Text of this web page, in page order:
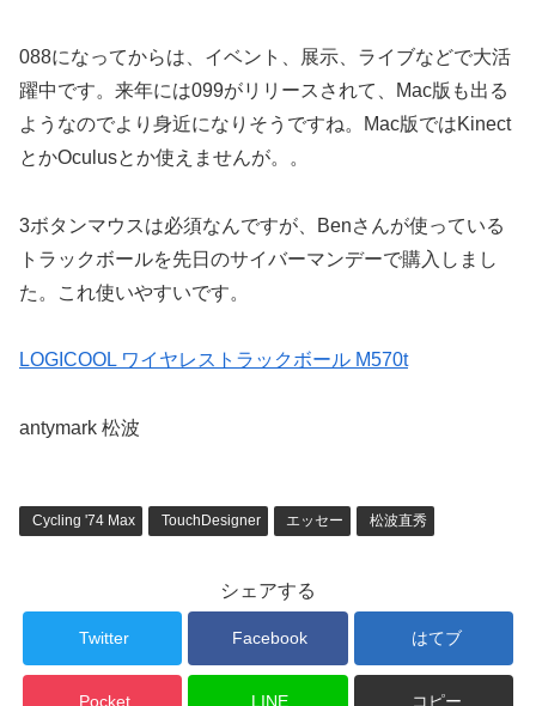
088になってからは、イベント、展示、ライブなどで大活
躍中です。来年には099がリリースされて、Mac版も出る
ようなのでより身近になりそうですね。Mac版ではKinect
とかOculusとか使えませんが。。
3ボタンマウスは必須なんですが、Benさんが使っている
トラックボールを先日のサイバーマンデーで購入しまし
た。これ使いやすいです。
LOGICOOL ワイヤレストラックボール M570t
antymark 松波
Cycling '74 Max TouchDesigner エッセー 松波直秀
シェアする
Twitter Facebook はてブ
Pocket LINE コピー